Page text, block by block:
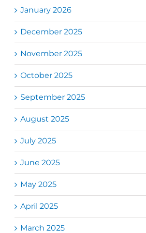
January 2026
December 2025
November 2025
October 2025
September 2025
August 2025
July 2025
June 2025
May 2025
April 2025
March 2025